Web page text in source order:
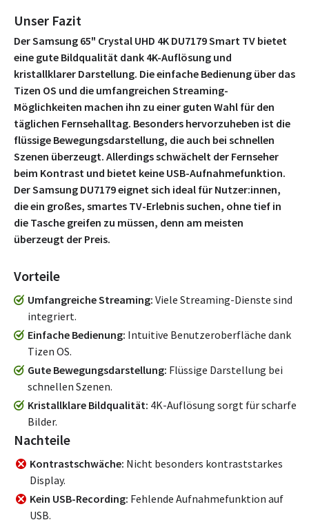
Unser Fazit
Der Samsung 65" Crystal UHD 4K DU7179 Smart TV bietet
eine gute Bildqualität dank 4K-Auflösung und
kristallklarer Darstellung. Die einfache Bedienung über das
Tizen OS und die umfangreichen Streaming-
Möglichkeiten machen ihn zu einer guten Wahl für den
täglichen Fernsehalltag. Besonders hervorzuheben ist die
flüssige Bewegungsdarstellung, die auch bei schnellen
Szenen überzeugt. Allerdings schwächelt der Fernseher
beim Kontrast und bietet keine USB-Aufnahmefunktion.
Der Samsung DU7179 eignet sich ideal für Nutzer:innen,
die ein großes, smartes TV-Erlebnis suchen, ohne tief in
die Tasche greifen zu müssen, denn am meisten
überzeugt der Preis.
Vorteile
Umfangreiche Streaming Viele Streaming-Dienste sind
integriert.
Einfache Bedienung Intuitive Benutzeroberfläche dank
Tizen OS.
Gute Bewegungsdarstellung Flüssige Darstellung bei
schnellen Szenen.
Kristallklare Bildqualität 4K-Auflösung sorgt für scharfe
Bilder.
Nachteile
Kontrastschwäche Nicht besonders kontraststarkes
Display.
Kein USB-Recording Fehlende Aufnahmefunktion auf
USB.